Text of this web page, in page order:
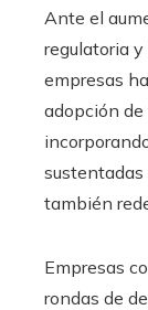
Ante el
regulatoria
empresas
adopción de
también
Empresas
rondas de